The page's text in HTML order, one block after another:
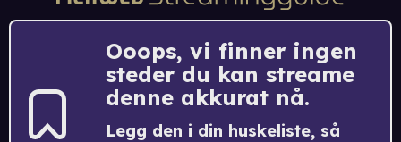
Ooops, vi finner ingen
steder du kan streame
denne akkurat nå.
Legg den i din huskeliste, så